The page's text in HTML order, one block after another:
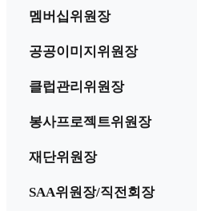
멤버십위원장
공공이미지위원장
클럽관리위원장
봉사프로젝트위원장
재단위원장
SAA위원장/직전회장